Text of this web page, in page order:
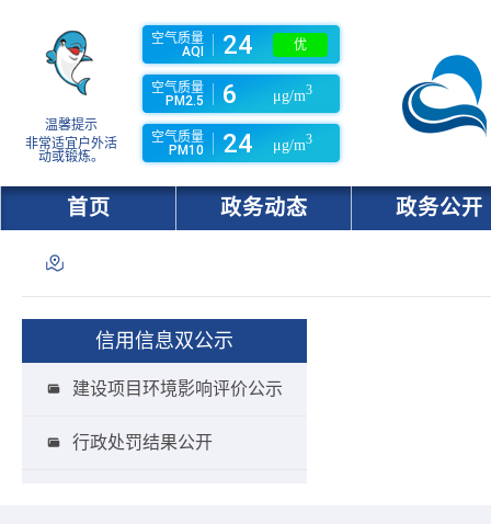
温馨提示
非常适宜户外活
动或锻炼。
空气质量
AQI
24 优
空气质量
PM2.5
6 μg/m3
空气质量
PM10
24 μg/m3
首页 政务动态 政务公开
信用信息双公示
建设项目环境影响评价公示
行政处罚结果公开